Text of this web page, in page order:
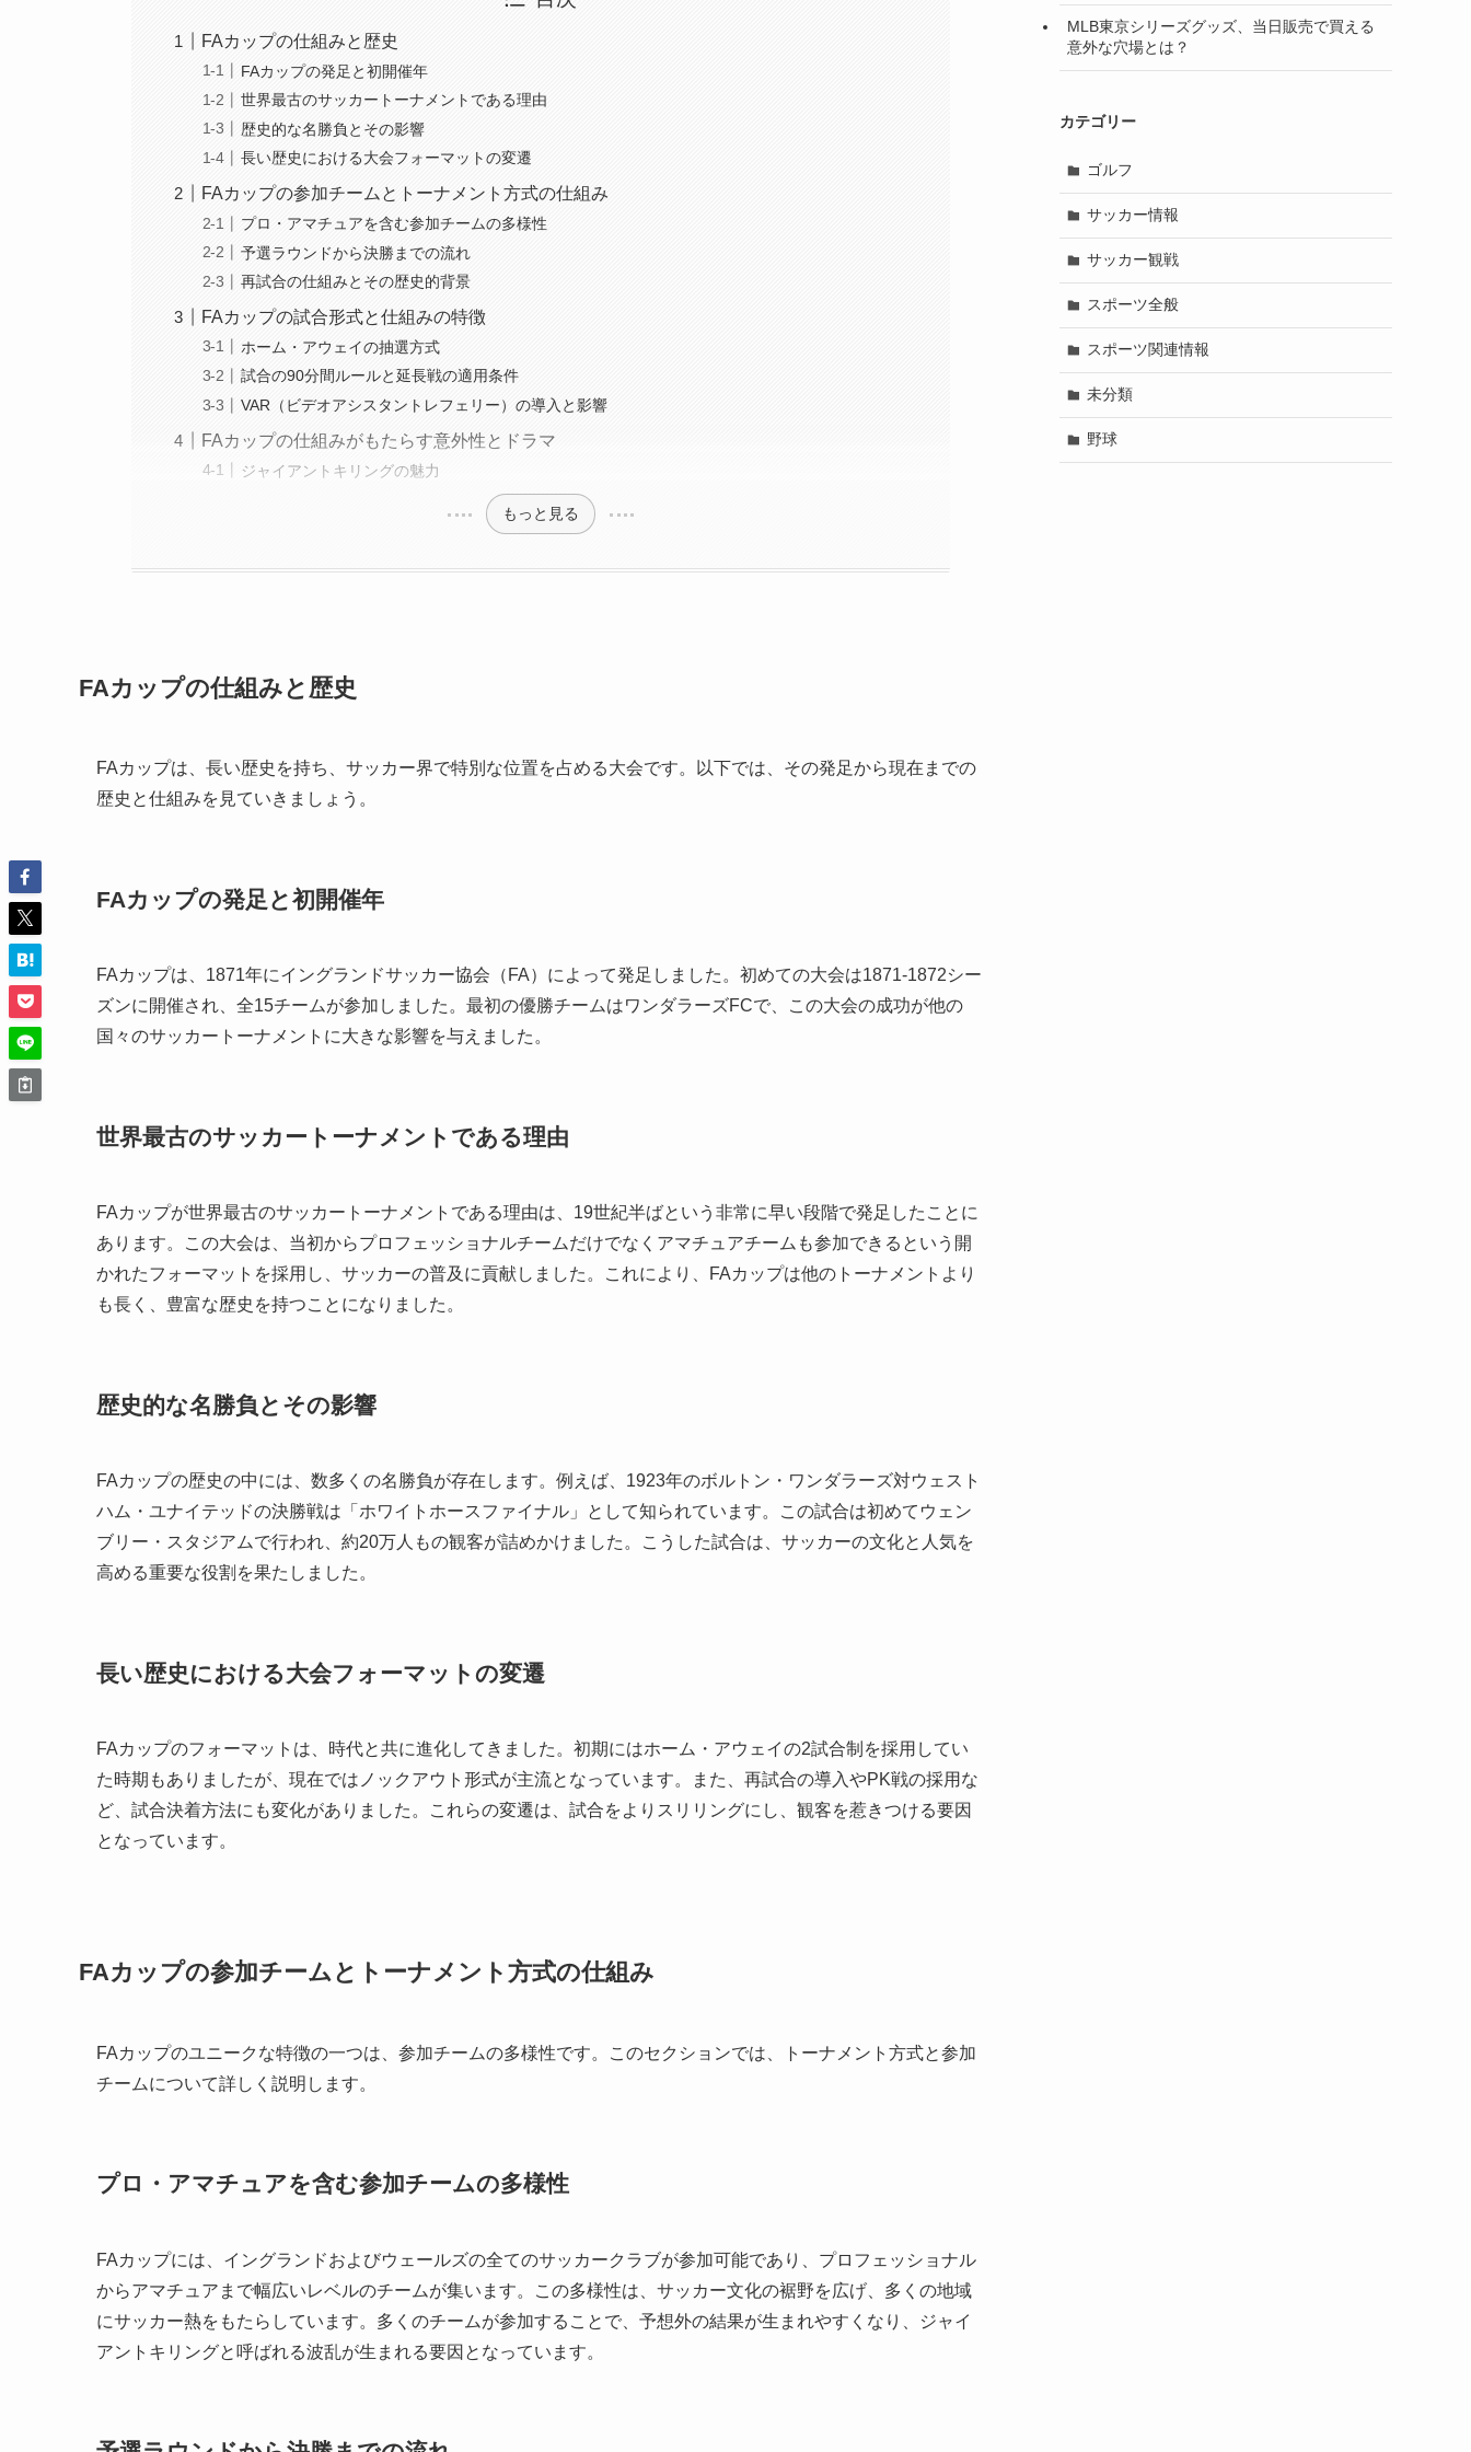
FAカップの仕組みと歴史
FAカップの発足と初開催年
世界最古のサッカートーナメントである理由
歴史的な名勝負とその影響
長い歴史における大会フォーマットの変遷
FAカップの参加チームとトーナメント方式の仕組み
プロ・アマチュアを含む参加チームの多様性
予選ラウンドから決勝までの流れ
再試合の仕組みとその歴史的背景
FAカップの試合形式と仕組みの特徴
ホーム・アウェイの抽選方式
試合の90分間ルールと延長戦の適用条件
VAR（ビデオアシスタントレフェリー）の導入と影響
FAカップの仕組みがもたらす意外性とドラマ
ジャイアントキリングの魅力
もっと見る
FAカップの仕組みと歴史
FAカップは、長い歴史を持ち、サッカー界で特別な位置を占める大会です。以下では、その発足から現在までの
歴史と仕組みを見ていきましょう。
FAカップの発足と初開催年
FAカップは、1871年にイングランドサッカー協会（FA）によって発足しました。初めての大会は1871-1872シー
ズンに開催され、全15チームが参加しました。最初の優勝チームはワンダラーズFCで、この大会の成功が他の
国々のサッカートーナメントに大きな影響を与えました。
世界最古のサッカートーナメントである理由
FAカップが世界最古のサッカートーナメントである理由は、19世紀半ばという非常に早い段階で発足したことに
あります。この大会は、当初からプロフェッショナルチームだけでなくアマチュアチームも参加できるという開
かれたフォーマットを採用し、サッカーの普及に貢献しました。これにより、FAカップは他のトーナメントより
も長く、豊富な歴史を持つことになりました。
歴史的な名勝負とその影響
FAカップの歴史の中には、数多くの名勝負が存在します。例えば、1923年のボルトン・ワンダラーズ対ウェスト
ハム・ユナイテッドの決勝戦は「ホワイトホースファイナル」として知られています。この試合は初めてウェン
ブリー・スタジアムで行われ、約20万人もの観客が詰めかけました。こうした試合は、サッカーの文化と人気を
高める重要な役割を果たしました。
長い歴史における大会フォーマットの変遷
FAカップのフォーマットは、時代と共に進化してきました。初期にはホーム・アウェイの2試合制を採用してい
た時期もありましたが、現在ではノックアウト形式が主流となっています。また、再試合の導入やPK戦の採用な
ど、試合決着方法にも変化がありました。これらの変遷は、試合をよりスリリングにし、観客を惹きつける要因
となっています。
FAカップの参加チームとトーナメント方式の仕組み
FAカップのユニークな特徴の一つは、参加チームの多様性です。このセクションでは、トーナメント方式と参加
チームについて詳しく説明します。
プロ・アマチュアを含む参加チームの多様性
FAカップには、イングランドおよびウェールズの全てのサッカークラブが参加可能であり、プロフェッショナル
からアマチュアまで幅広いレベルのチームが集います。この多様性は、サッカー文化の裾野を広げ、多くの地域
にサッカー熱をもたらしています。多くのチームが参加することで、予想外の結果が生まれやすくなり、ジャイ
アントキリングと呼ばれる波乱が生まれる要因となっています。
MLB東京シリーズグッズ、当日販売で買える
意外な穴場とは？
カテゴリー
ゴルフ
サッカー情報
サッカー観戦
スポーツ全般
スポーツ関連情報
未分類
野球